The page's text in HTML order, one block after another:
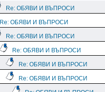
Re: ОБЯВИ И ВЪПРОСИ
Re: ОБЯВИ И ВЪПРОСИ
Re: ОБЯВИ И ВЪПРОСИ
Re: ОБЯВИ И ВЪПРОСИ
Re: ОБЯВИ И ВЪПРОСИ
Re: ОБЯВИ И ВЪПРОСИ